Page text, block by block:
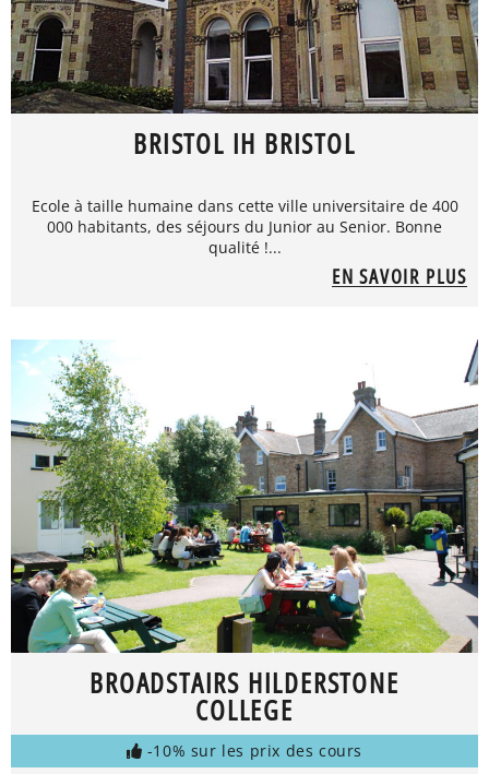
BRISTOL IH BRISTOL
Ecole à taille humaine dans cette ville universitaire de 400
000 habitants, des séjours du Junior au Senior. Bonne
qualité !...
EN SAVOIR PLUS
BROADSTAIRS HILDERSTONE
COLLEGE
-10% sur les prix des cours